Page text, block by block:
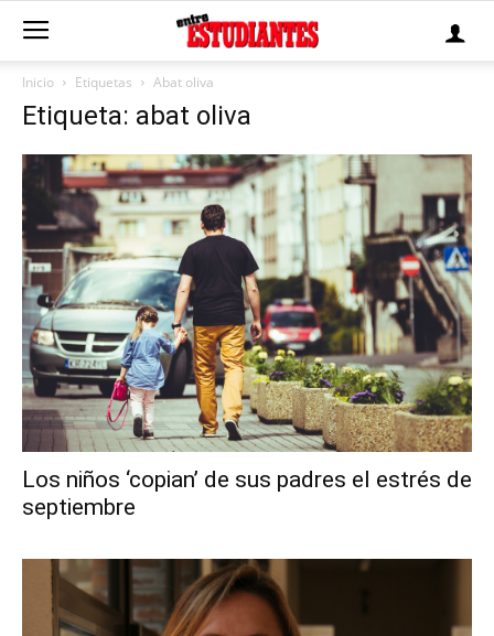
Inicio Etiquetas Abat oliva
Etiqueta: abat oliva
Los niños ‘copian’ de sus padres el estrés de
septiembre